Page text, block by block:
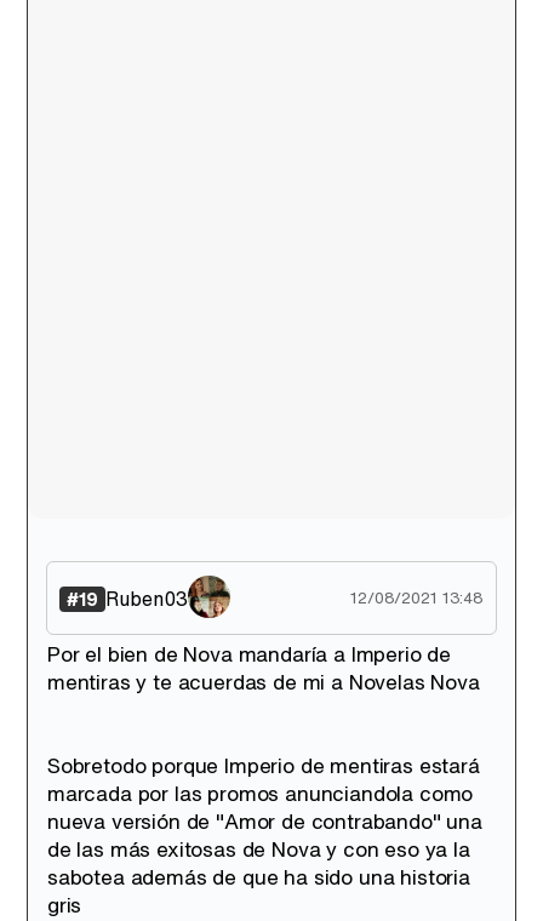
#19 Ruben03 12/08/2021 13:48
Por el bien de Nova mandaría a Imperio de
mentiras y te acuerdas de mi a Novelas Nova
Sobretodo porque Imperio de mentiras estará
marcada por las promos anunciandola como
nueva versión de "Amor de contrabando" una
de las más exitosas de Nova y con eso ya la
sabotea además de que ha sido una historia
gris